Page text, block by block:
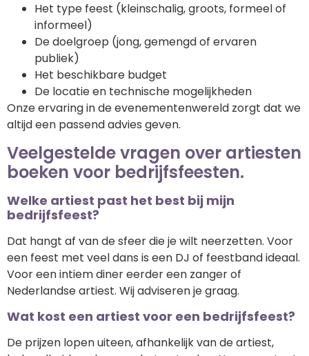
Het type feest (kleinschalig, groots, formeel of
informeel)
De doelgroep (jong, gemengd of ervaren
publiek)
Het beschikbare budget
De locatie en technische mogelijkheden
Onze ervaring in de evenementenwereld zorgt dat we
altijd een passend advies geven.
Veelgestelde vragen over artiesten
boeken voor bedrijfsfeesten.
Welke artiest past het best bij mijn
bedrijfsfeest?
Dat hangt af van de sfeer die je wilt neerzetten. Voor
een feest met veel dans is een DJ of feestband ideaal.
Voor een intiem diner eerder een zanger of
Nederlandse artiest. Wij adviseren je graag.
Wat kost een artiest voor een bedrijfsfeest?
De prijzen lopen uiteen, afhankelijk van de artiest,